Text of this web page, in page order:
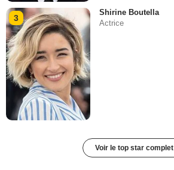
3
Shirine Boutella
Actrice
Voir le top star complet